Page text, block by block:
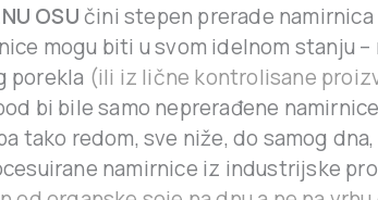
OSUčini stepen prerade
mogu biti u svom idelnom stanju –
porekla (ili iz lične kontrolisane
bi bile samo neprerađene
tako redom, sve niže, do samog
namirnice iz industrijske